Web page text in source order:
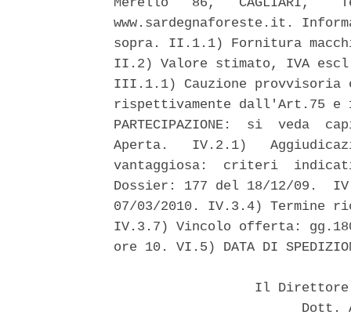
Merello   86,   CAGLIARI,
www.sardegnaforeste.it.
sopra. II.1.1) Fornitura
II.2) Valore stimato, IVA
III.1.1) Cauzione provvisoria
rispettivamente dall'Art.75 e
PARTECIPAZIONE:  si  veda
Aperta.   IV.2.1)
vantaggiosa:  criteri
Dossier: 177 del 18/12/09.
07/03/2010. IV.3.4) Termine
IV.3.7) Vincolo offerta:
ore 10. VI.5) DATA DI
Il